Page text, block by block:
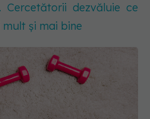
Cercetătorii dezvăluie ce
și mai bine